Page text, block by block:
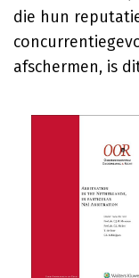
die hun
afschermen, is